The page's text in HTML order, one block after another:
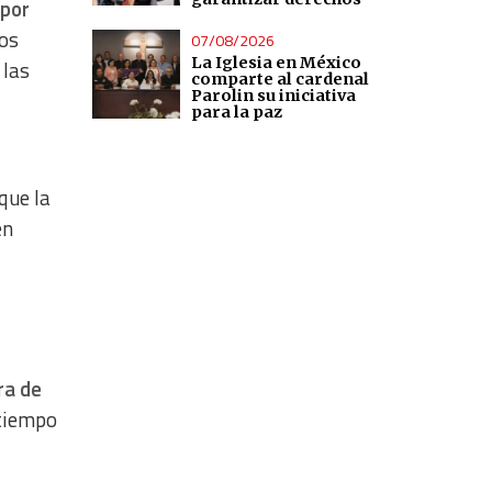
la
de
07/08/2026
La Iglesia en México
comparte al cardenal
Parolin su iniciativa
para la paz